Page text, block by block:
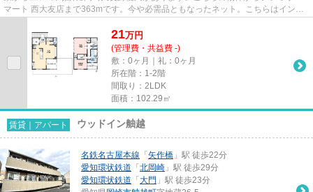
マート 西大友店まで363mです。今や必需品ともなったネット。こちらはインタ
21万円
(管理費・共益費 -)
敷：0ヶ月｜礼：0ヶ月
所在階：1-2階
間取り：2LDK
面積：102.29㎡
賃貸｜アパート ウッドイン舳越
名鉄名古屋本線 「 矢作橋 」駅 徒歩22分
愛知環状鉄道 「 北岡崎 」駅 徒歩29分
愛知環状鉄道 「 大門 」駅 徒歩23分